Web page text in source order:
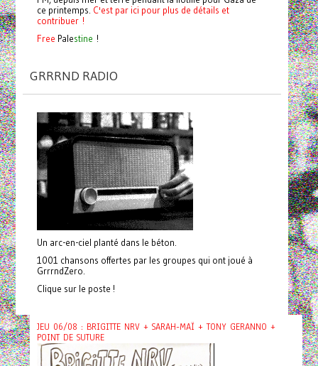
ce printemps. C'est par ici pour plus de détails et
contribuer !
Free Palestine !
GRRRND RADIO
Un arc-en-ciel planté dans le béton.
1001 chansons offertes par les groupes qui ont joué à
GrrrndZero.
Clique sur le poste !
JEU 06/08 : BRIGITTE NRV + SARAH-MAÏ + TONY GERANNO +
POINT DE SUTURE